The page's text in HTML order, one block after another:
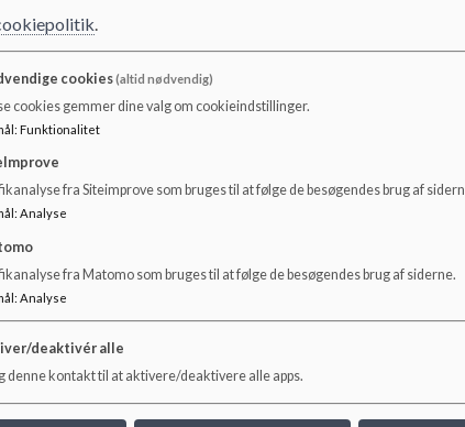
vi kan gøre en forskel som forældrevalgte og tage et
bl.a. afspejlet i vores årlige aktiviteter, hvor vi bl.a.
Klasse samt lotteriet til skolefesten, hvor
.
cookies(altid nødvendig)
cookies gemmer dine valg om cookieindstillinger.
: Funktionalitet
fra Siteimprove som bruges til at følge de besøgendes brug af
: Analyse
fra Matomo som bruges til at følge de besøgendes brug af siderne.
: Analyse
deaktivér alle
denne kontakt til at aktivere/deaktivere alle apps.